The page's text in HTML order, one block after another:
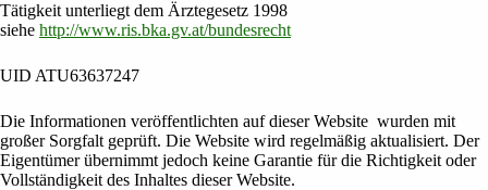
Tätigkeit unterliegt dem Ärztegesetz 1998
siehe http://www.ris.bka.gv.at/bundesrecht
UID ATU63637247
Die Informationen veröffentlichten auf dieser Website wurden mit
großer Sorgfalt geprüft. Die Website wird regelmäßig aktualisiert. Der
Eigentümer übernimmt jedoch keine Garantie für die Richtigkeit oder
Vollständigkeit des Inhaltes dieser Website.